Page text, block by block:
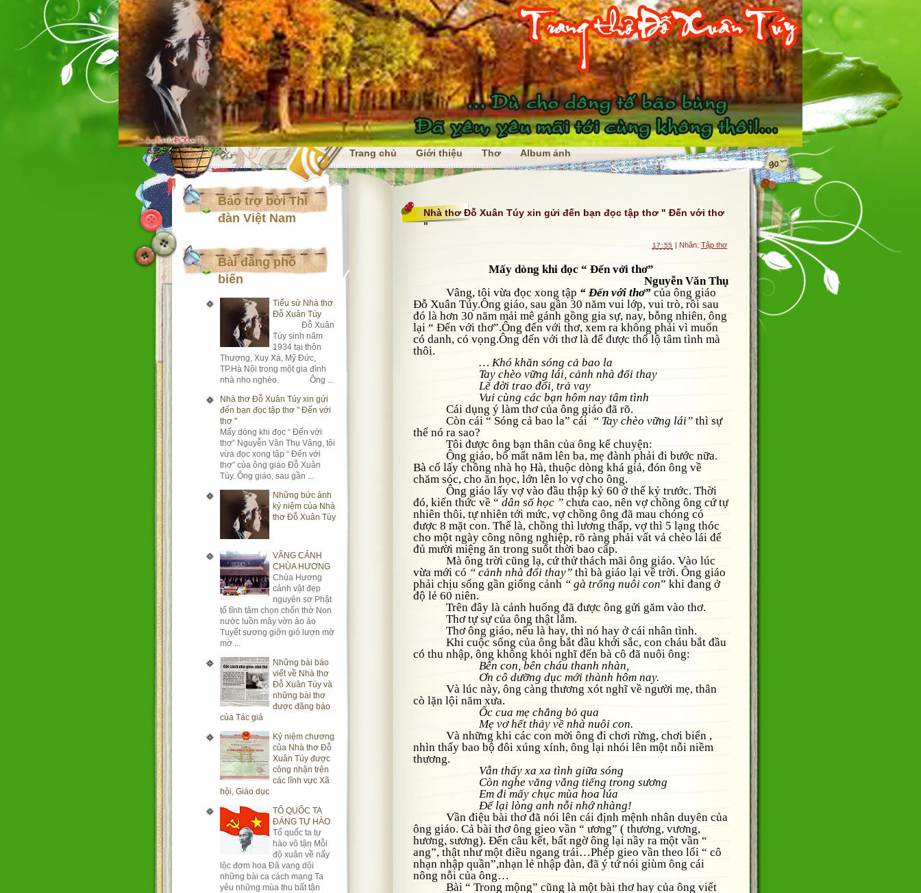
Trang chủ Giới thiệu Thơ Album ảnh
Bảo trợ bởi Thi
đàn Việt Nam
Bài đăng phổ
biến
Tiểu sử Nhà thơ
Đỗ Xuân Túy
Đỗ Xuân
Túy sinh năm
1934 tại thôn
Thượng, Xuy Xá, Mỹ Đức,
TP.Hà Nội trong một gia đình
nhà nho nghèo. Ông ...
Nhà thơ Đỗ Xuân Túy xin gửi
đến bạn đọc tập thơ " Đến với
thơ "
Mấy dòng khi đọc “ Đến với
thơ” Nguyễn Văn Thụ Vâng, tôi
vừa đọc xong tập “ Đến với
thơ” của ông giáo Đỗ Xuân
Túy. Ông giáo, sau gần ...
Những bức ảnh
kỷ niệm của Nhà
thơ Đỗ Xuân Túy
VÃNG CẢNH
CHÙA HƯƠNG
Chùa Hương
cảnh vật đẹp
nguyên sơ Phật
tổ tĩnh tâm chọn chốn thờ Non
nước luồn mây vờn ảo ảo
Tuyết sương giỡn gió lượn mờ
mờ ...
Những bài báo
viết về Nhà thơ
Đỗ Xuân Túy và
những bài thơ
được đăng báo
của Tác giả
Kỷ niệm chương
của Nhà thơ Đỗ
Xuân Túy được
công nhận trên
các lĩnh vực Xã
hội, Giáo dục
TỔ QUỐC TA
ĐÁNG TỰ HÀO
Tổ quốc ta tự
hào vô tận Mỗi
độ xuân về nẩy
lộc đơm hoa Đã vang dội
những bài ca cách mạng Ta
yêu những mùa thu bất tận
Nhà thơ Đỗ Xuân Túy xin gửi đến bạn đọc tập thơ " Đến với thơ
"
17:55 | Nhãn: Tập thơ
Mấy dòng khi đọc “ Đến với thơ”
Nguyễn Văn Thụ
Vâng, tôi vừa đọc xong tập “ Đến với thơ” của ông giáo
Đỗ Xuân Túy.Ông giáo, sau gần 30 năm vui lớp, vui trò, rồi sau
đó là hơn 30 năm mải mê gánh gồng gia sự, nay, bỗng nhiên, ông
lại “ Đến với thơ”.Ông đến với thơ, xem ra không phải vì muốn
có danh, có vọng.Ông đến với thơ là để được thổ lộ tâm tình mà
thôi.
… Khó khăn sóng cả bao la
Tay chèo vững lái, cảnh nhà đổi thay
Lẽ đời trao đổi, trả vay
Vui cùng các bạn hôm nay tâm tình
Cái dụng ý làm thơ của ông giáo đã rõ.
Còn cái “ Sóng cả bao la” cái “ Tay chèo vững lái” thì sự
thể nó ra sao?
Tôi được ông bạn thân của ông kể chuyện:
Ông giáo, bố mất năm lên ba, mẹ đành phải đi bước nữa.
Bà cố lấy chồng nhà họ Hà, thuộc dòng khá giả, đón ông về
chăm sóc, cho ăn học, lớn lên lo vợ cho ông.
Ông giáo lấy vợ vào đầu thập kỷ 60 ở thế kỷ trước. Thời
đó, kiến thức về “ dân số học ” chưa cao, nên vợ chồng ông cứ tự
nhiên thôi, tự nhiên tới mức, vợ chồng ông đã mau chóng có
được 8 mặt con. Thế là, chồng thì lương thấp, vợ thì 5 lạng thóc
cho một ngày công nông nghiệp, rõ ràng phải vất vả chèo lái để
đủ mười miệng ăn trong suốt thời bao cấp.
Mà ông trời cũng lạ, cứ thử thách mãi ông giáo. Vào lúc
vừa mới có “ cảnh nhà đổi thay” thì bà giáo lại về trời. Ông giáo
phải chịu sống gần giống cảnh “ gà trống nuôi con” khi đang ở
độ lẻ 60 niên.
Trên đây là cảnh huống đã được ông gửi găm vào thơ.
Thơ tự sự của ông thật lắm.
Thơ ông giáo, nếu là hay, thì nó hay ở cái nhân tình.
Khi cuộc sống của ông bắt đầu khởi sắc, con cháu bắt đầu
có thu nhập, ông không khỏi nghĩ đến bà cô đã nuôi ông:
Bên con, bên cháu thanh nhàn,
Ơn cô dưỡng dục mới thành hôm nay.
Và lúc này, ông càng thương xót nghĩ về người mẹ, thân
cò lặn lội năm xưa.
Ốc cua mẹ chẳng bỏ qua
Mẹ vơ hết thảy về nhà nuôi con.
Và những khi các con mời ông đi chơi rừng, chơi biển ,
nhìn thấy bao bộ đôi xúng xính, ông lại nhói lên một nỗi niềm
thương.
Vẫn thấy xa xa tình giữa sóng
Còn nghe văng vẳng tiếng trong sương
Em đi mấy chục mùa hoa lúa
Để lại lòng anh nỗi nhớ nhàng!
Vần điệu bài thơ đã nói lên cái định mệnh nhân duyên của
ông giáo. Cả bài thơ ông gieo vần “ ương” ( thương, vương,
hương, sương). Đến câu kết, bất ngờ ông lại nầy ra một vần “
ang”, thật như một điều ngang trái…Phép gieo vần theo lối “ cô
nhạn nhập quần”,nhạn lẻ nhập đàn, đã ý tứ nói giùm ông cái
nông nỗi của ông…
Bài “ Trong mộng” cũng là một bài thơ hay của ông viết